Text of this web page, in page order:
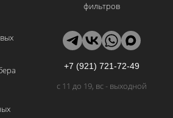
фильтров
+7 (921) 721-72-49
с 11 до 19, вс - выходной